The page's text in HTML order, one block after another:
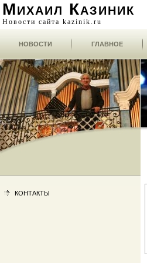
Михаил Казиник
Новости сайта kazinik.ru
НОВОСТИ ГЛАВНОЕ
КОНТАКТЫ